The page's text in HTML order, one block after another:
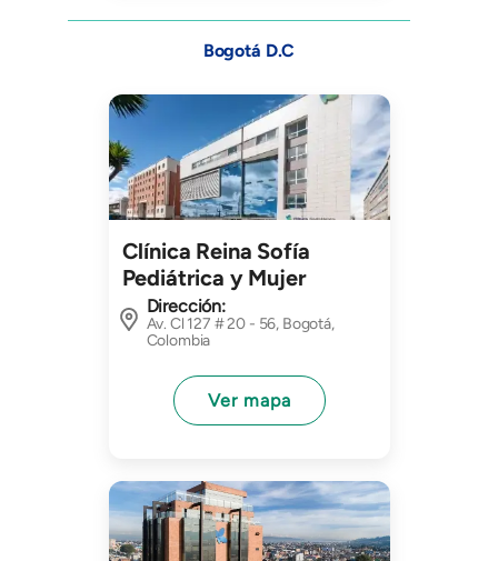
Bogotá D.C
Imagen
Clínica Reina Sofía
Pediátrica y Mujer
Dirección:
Av. Cl 127 # 20 - 56, Bogotá,
Colombia
Ver mapa
Imagen